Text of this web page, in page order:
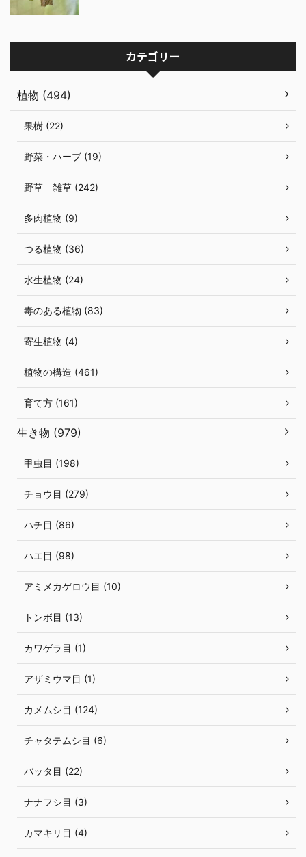
カテゴリー
植物 (494)
果樹 (22)
野菜・ハーブ (19)
野草 雑草 (242)
多肉植物 (9)
つる植物 (36)
水生植物 (24)
毒のある植物 (83)
寄生植物 (4)
植物の構造 (461)
育て方 (161)
生き物 (979)
甲虫目 (198)
チョウ目 (279)
ハチ目 (86)
ハエ目 (98)
アミメカゲロウ目 (10)
トンボ目 (13)
カワゲラ目 (1)
アザミウマ目 (1)
カメムシ目 (124)
チャタテムシ目 (6)
バッタ目 (22)
ナナフシ目 (3)
カマキリ目 (4)